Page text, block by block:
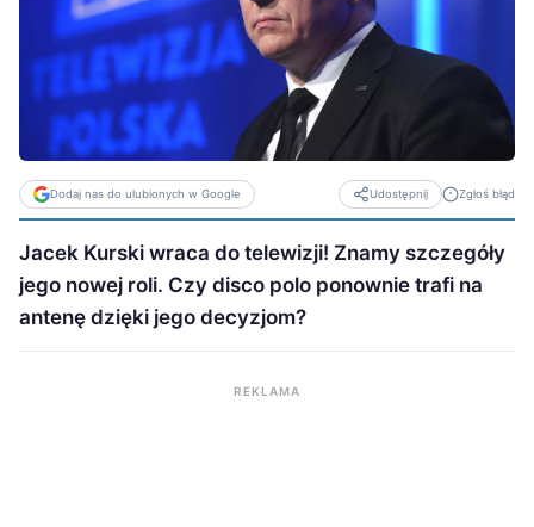
Dodaj nas do ulubionych w Google Udostępnij Zgłoś błąd
Jacek Kurski wraca do telewizji! Znamy szczegóły
jego nowej roli. Czy disco polo ponownie trafi na
antenę dzięki jego decyzjom?
REKLAMA